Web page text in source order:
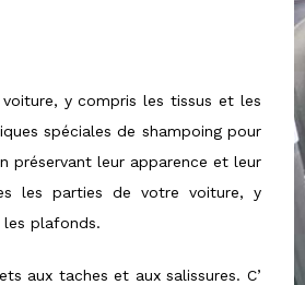
y compris les tissus et les
spéciales de shampoing pour
préservant leur apparence et leur
les parties de votre voiture, y
plafonds.
aux taches et aux salissures. C’